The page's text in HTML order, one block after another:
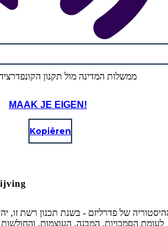
MAAK JE EIGEN!
Kopiëren
של פדרליזם - בשנת תכנון רשת זו,
לעומת הסמכויות, המבנה, העוצמות,